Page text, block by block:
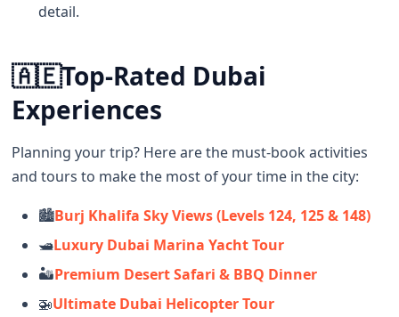
detail.
🇦🇪Top-Rated Dubai
Experiences
Planning your trip? Here are the must-book activities
and tours to make the most of your time in the city:
🏙️Burj Khalifa Sky Views (Levels 124, 125 & 148)
🛥️Luxury Dubai Marina Yacht Tour
🏜️Premium Desert Safari & BBQ Dinner
🚁Ultimate Dubai Helicopter Tour